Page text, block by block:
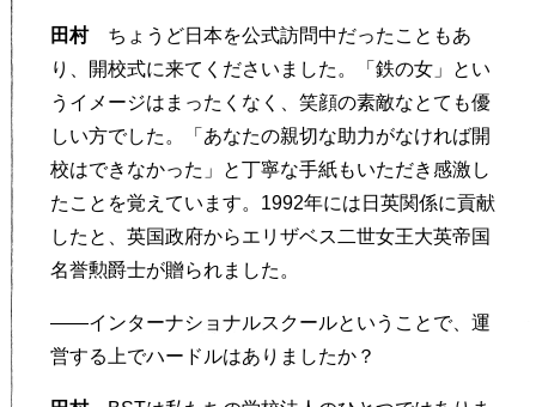
田村ちょうど日本を公式訪問中だったこともあ
り、開校式に来てくださいました。「鉄の女」とい
うイメージはまったくなく、笑顔の素敵なとても優
しい方でした。「あなたの親切な助力がなければ開
校はできなかった」と丁寧な手紙もいただき感激し
たことを覚えています。1992年には日英関係に貢献
したと、英国政府からエリザベス二世女王大英帝国
名誉勲爵士が贈られました。
——インターナショナルスクールということで、運
営する上でハードルはありましたか？